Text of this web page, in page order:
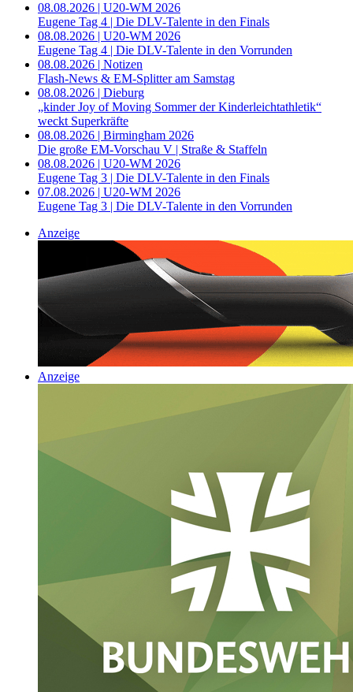
08.08.2026 | U20-WM 2026
Eugene Tag 4 | Die DLV-Talente in den Finals
08.08.2026 | U20-WM 2026
Eugene Tag 4 | Die DLV-Talente in den Vorrunden
08.08.2026 | Notizen
Flash-News & EM-Splitter am Samstag
08.08.2026 | Dieburg
„kinder Joy of Moving Sommer der Kinderleichtathletik“
weckt Superkräfte
08.08.2026 | Birmingham 2026
Die große EM-Vorschau V | Straße & Staffeln
08.08.2026 | U20-WM 2026
Eugene Tag 3 | Die DLV-Talente in den Finals
07.08.2026 | U20-WM 2026
Eugene Tag 3 | Die DLV-Talente in den Vorrunden
Anzeige
Anzeige